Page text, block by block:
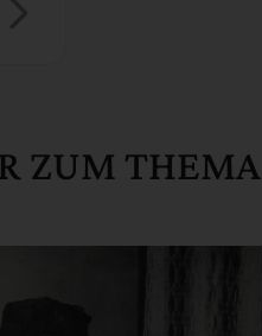
ZUM THEMA